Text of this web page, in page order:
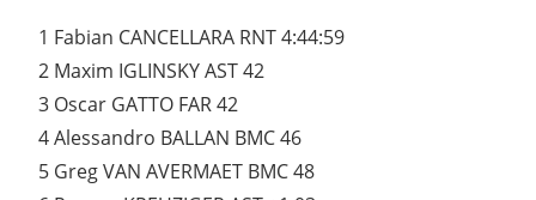
1 Fabian CANCELLARA RNT 4:44:59
2 Maxim IGLINSKY AST 42
3 Oscar GATTO FAR 42
4 Alessandro BALLAN BMC 46
5 Greg VAN AVERMAET BMC 48